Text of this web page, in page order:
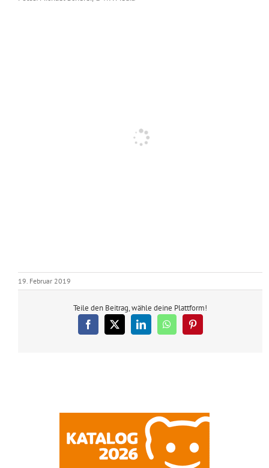
19. Februar 2019
Teile den Beitrag, wähle deine Plattform!
Facebook
X LinkedInWhatsAppPinterest